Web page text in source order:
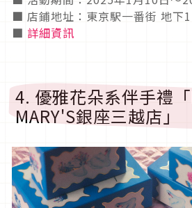
■ 店鋪地址：東京駅一番街 地下
■ 詳細資訊
4. 優雅花朵系伴手禮
MARY'S銀座三越店」